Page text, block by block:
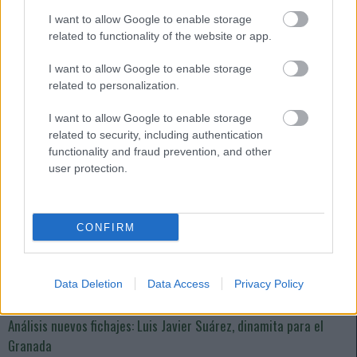
I want to allow Google to enable storage
related to functionality of the website or app.
I want to allow Google to enable storage
related to personalization.
I want to allow Google to enable storage
related to security, including authentication
functionality and fraud prevention, and other
user protection.
CONFIRM
Data Deletion Data Access Privacy Policy
Leer más »
Análisis nuevos fichajes: Luis Javier Suárez, dinamita para el
Granada